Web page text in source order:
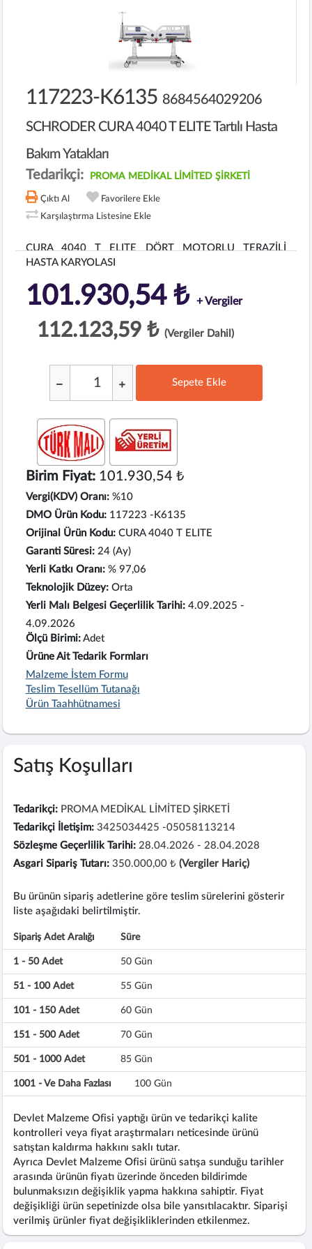
117223-K6135 8684564029206
SCHRODER CURA 4040 T ELITE Tartılı Hasta
Bakım Yatakları
Tedarikçi:
PROMA MEDİKAL LİMİTED ŞİRKETİ
Çıktı Al
Favorilere Ekle
Karşılaştırma Listesine Ekle
CURA 4040 T ELITE DÖRT MOTORLU TERAZİLİ
HASTA KARYOLASI
101.930,54 ₺ + Vergiler
112.123,59 ₺ (Vergiler Dahil)
Sepete Ekle
Birim Fiyat:101.930,54 ₺
Vergi(KDV) Oranı: %10
DMO Ürün Kodu: 117223 -K6135
Orijinal Ürün Kodu: CURA 4040 T ELITE
Garanti Süresi: 24 (Ay)
Yerli Katkı Oranı: % 97,06
Teknolojik Düzey: Orta
Yerli Malı Belgesi Geçerlilik Tarihi: 4.09.2025 -
4.09.2026
Ölçü Birimi: Adet
Ürüne Ait Tedarik Formları
Malzeme İstem Formu
Teslim Tesellüm Tutanağı
Ürün Taahhütnamesi
Satış Koşulları
Tedarikçi: PROMA MEDİKAL LİMİTED ŞİRKETİ
Tedarikçi İletişim: 3425034425 -05058113214
Sözleşme Geçerlilik Tarihi: 28.04.2026 - 28.04.2028
Asgari Sipariş Tutarı: 350.000,00 ₺(Vergiler Hariç)
Bu ürünün sipariş adetlerine göre teslim sürelerini gösterir
liste aşağıdaki belirtilmiştir.
Sipariş Adet Aralığı Süre
1 - 50 Adet 50 Gün
51 - 100 Adet 55 Gün
101 - 150 Adet 60 Gün
151 - 500 Adet 70 Gün
501 - 1000 Adet 85 Gün
1001 - Ve Daha Fazlası 100 Gün
Devlet Malzeme Ofisi yaptığı ürün ve tedarikçi kalite
kontrolleri veya fiyat araştırmaları neticesinde ürünü
satıştan kaldırma hakkını saklı tutar.
Ayrıca Devlet Malzeme Ofisi ürünü satışa sunduğu tarihler
arasında ürünün fiyatı üzerinde önceden bildirimde
bulunmaksızın değişiklik yapma hakkına sahiptir. Fiyat
değişikliği ürün sepetinizde olsa bile yansıtılacaktır. Siparişi
verilmiş ürünler fiyat değişikliklerinden etkilenmez.